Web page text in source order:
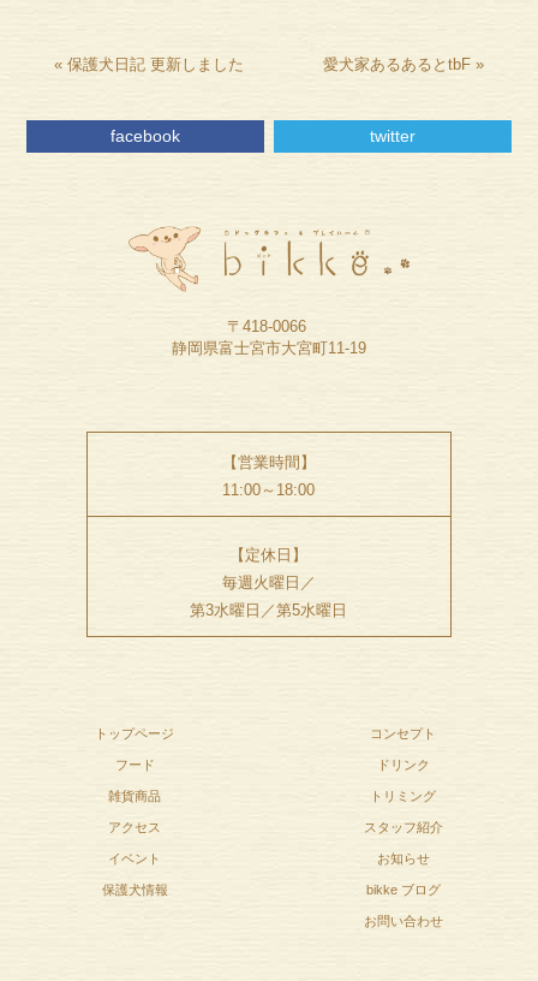
«保護犬日記 更新しました 愛犬家あるあるとtbF»
facebook twitter
〒418-0066
静岡県富士宮市大宮町11-19
【営業時間】
11:00～18:00
【定休日】
毎週火曜日／
第3水曜日／第5水曜日
トップページ コンセプト
フード ドリンク
雑貨商品 トリミング
スタッフ紹介
アクセス
お知らせ
イベント
bikke ブログ
保護犬情報
お問い合わせ